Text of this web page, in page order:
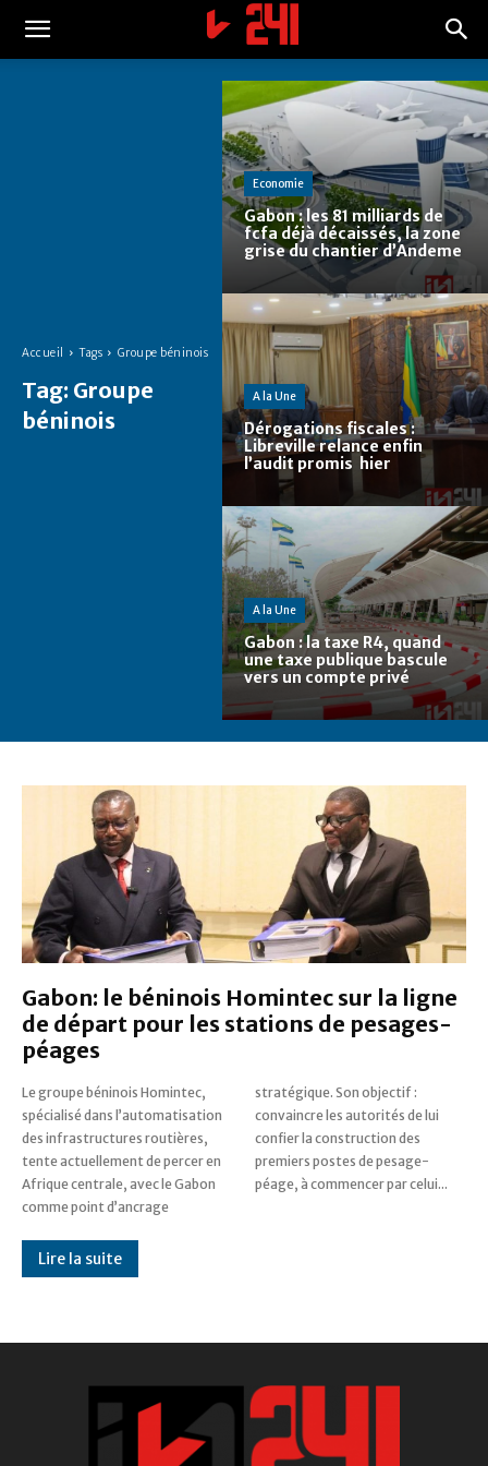
Accueil Tags Groupe béninois
Tag: Groupe
béninois
Economie
Gabon : les 81 milliards de
fcfa déjà décaissés, la zone
grise du chantier d’Andeme
A la Une
Dérogations fiscales :
Libreville relance enfin
l’audit promis hier
A la Une
Gabon : la taxe R4, quand
une taxe publique bascule
vers un compte privé
Gabon: le béninois Homintec sur la ligne
de départ pour les stations de pesages-
péages
Le groupe béninois Homintec,
spécialisé dans l’automatisation
des infrastructures routières,
tente actuellement de percer en
Afrique centrale, avec le Gabon
comme point d’ancrage
stratégique. Son objectif :
convaincre les autorités de lui
confier la construction des
premiers postes de pesage-
péage, à commencer par celui...
Lire la suite